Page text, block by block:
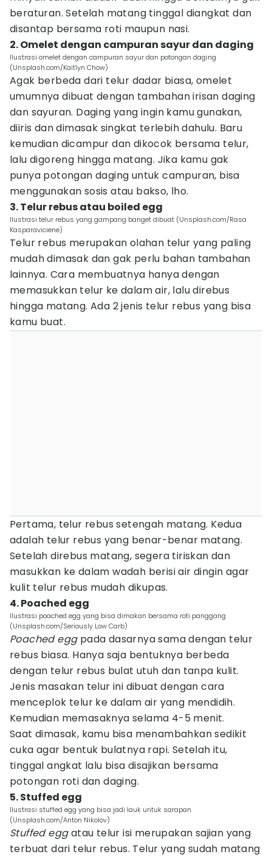
beraturan. Setelah matang tinggal diangkat dan
disantap bersama roti maupun nasi.
2. Omelet dengan campuran sayur dan daging
Ilustrasi omelet dengan campuran sayur dan potongan daging
(Unsplash.com/Kaitlyn Chow)
Agak berbeda dari telur dadar biasa, omelet
umumnya dibuat dengan tambahan irisan daging
dan sayuran. Daging yang ingin kamu gunakan,
diiris dan dimasak singkat terlebih dahulu. Baru
kemudian dicampur dan dikocok bersama telur,
lalu digoreng hingga matang. Jika kamu gak
punya potongan daging untuk campuran, bisa
menggunakan sosis atau bakso, lho.
3. Telur rebus atau boiled egg
Ilustrasi telur rebus yang gampang banget dibuat (Unsplash.com/Rasa
Kasparaviciene)
Telur rebus merupakan olahan telur yang paling
mudah dimasak dan gak perlu bahan tambahan
lainnya. Cara membuatnya hanya dengan
memasukkan telur ke dalam air, lalu direbus
hingga matang. Ada 2 jenis telur rebus yang bisa
kamu buat.
Pertama, telur rebus setengah matang. Kedua
adalah telur rebus yang benar-benar matang.
Setelah direbus matang, segera tiriskan dan
masukkan ke dalam wadah berisi air dingin agar
kulit telur rebus mudah dikupas.
4. Poached egg
Ilustrasi poached egg yang bisa dimakan bersama roti panggang
(Unsplash.com/Seriously Low Carb)
Poached eggpada dasarnya sama dengan telur
rebus biasa. Hanya saja bentuknya berbeda
dengan telur rebus bulat utuh dan tanpa kulit.
Jenis masakan telur ini dibuat dengan cara
menceplok telur ke dalam air yang mendidih.
Kemudian memasaknya selama 4-5 menit.
Saat dimasak, kamu bisa menambahkan sedikit
cuka agar bentuk bulatnya rapi. Setelah itu,
tinggal angkat lalu bisa disajikan bersama
potongan roti dan daging.
5. Stuffed egg
Ilustrasi stuffed egg yang bisa jadi lauk untuk sarapan
(Unsplash.com/Anton Nikolov)
Stuffed eggatau telur isi merupakan sajian yang
terbuat dari telur rebus. Telur yang sudah matang